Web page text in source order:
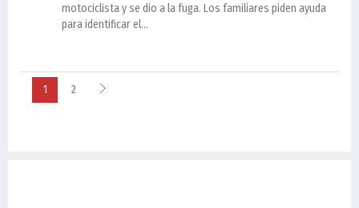
motociclista y se dio a la fuga. Los familiares piden ayuda
para identificar el...
1 2